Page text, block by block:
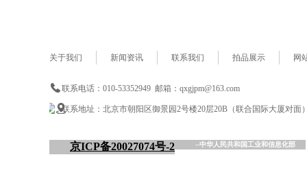
关于我们 新闻资讯 联系我们 拍品展示 网
联系电话：010-53352949 邮箱：qxgjpm@163.com
联系地址：北京市朝阳区御景园2号楼20层20B（联合国际大厦对面
京ICP备20027074号-2 --中华人民共和国工业和信息化部